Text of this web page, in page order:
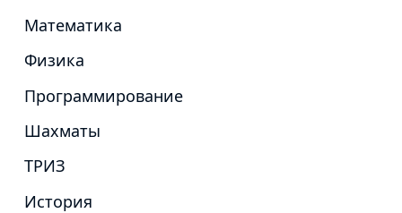
Математика
Физика
Программирование
Шахматы
ТРИЗ
История